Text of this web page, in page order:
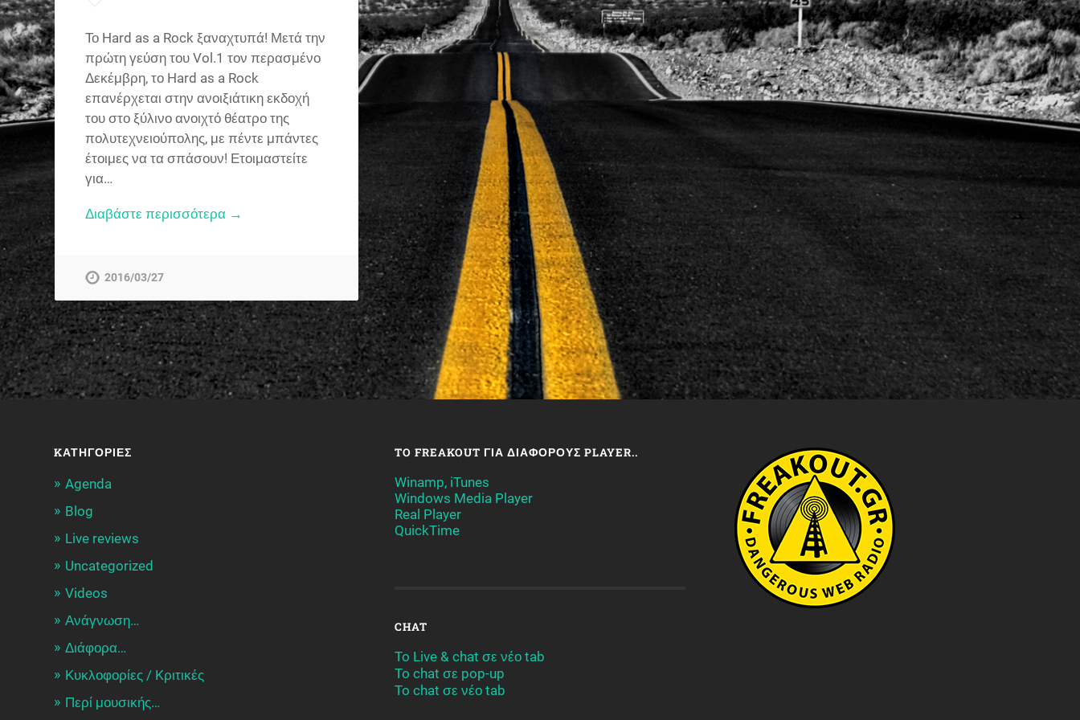
Το Hard as a Rock ξαναχτυπά! Μετά την
πρώτη γεύση του Vol.1 τον περασμένο
Δεκέμβρη, το Hard as a Rock
επανέρχεται στην ανοιξιάτικη εκδοχή
του στο ξύλινο ανοιχτό θέατρο της
πολυτεχνειούπολης, με πέντε μπάντες
έτοιμες να τα σπάσουν! Ετοιμαστείτε
για…
Διαβάστε περισσότερα →
2016/03/27
KΑΤΗΓΟΡΊΕΣ
Agenda
Blog
Live reviews
Uncategorized
Videos
Ανάγνωση…
Διάφορα…
Κυκλοφορίες / Kριτικές
Περί μουσικής…
TO FREAKOUT ΓΙΑ ΔΙΆΦΟΡΟΥΣ PLAYER..
Winamp, iTunes
Windows Media Player
Real Player
QuickTime
CHAT
To Live & chat σε νέο tab
To chat σε pop-up
To chat σε νέο tab